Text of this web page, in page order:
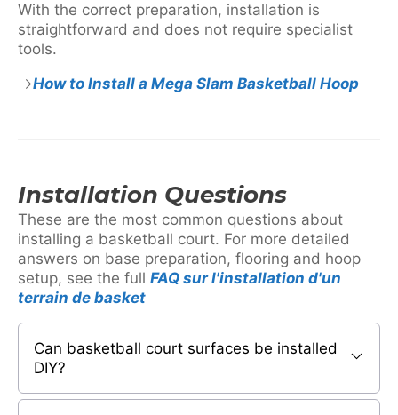
With the correct preparation, installation is
straightforward and does not require specialist
tools.
How to Install a Mega Slam Basketball Hoop
Installation Questions
These are the most common questions about
installing a basketball court. For more detailed
answers on base preparation, flooring and hoop
setup, see the full FAQ sur l'installation d'un
terrain de basket
Can basketball court surfaces be installed
DIY?